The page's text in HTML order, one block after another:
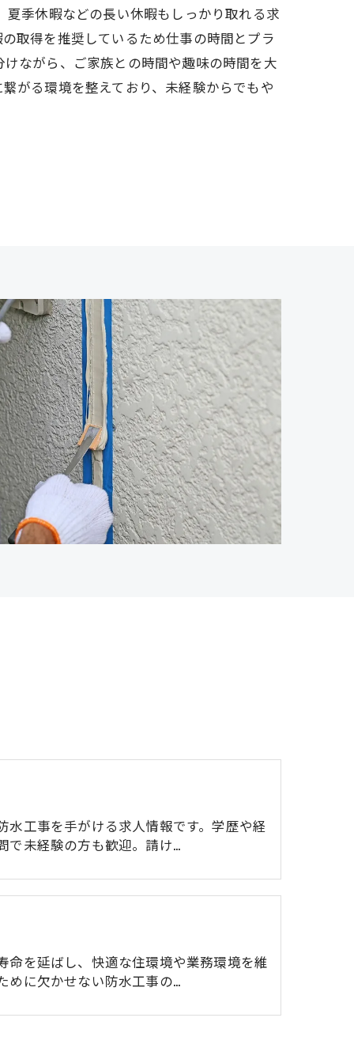
夏季休暇などの長い休暇もしっかり取れる求
取得を推奨しているため仕事の時間とプラ
ながら、ご家族との時間や趣味の時間を大
がる環境を整えており、未経験からでもや
水工事を手がける求人情報です。学歴や経
で未経験の方も歓迎。請け…
命を延ばし、快適な住環境や業務環境を維
めに欠かせない防水工事の…